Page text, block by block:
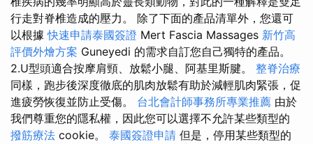
行走對脊椎造成的壓力。 除了下面的產品清單外，您還可
以根據快速申請泰國簽證 Mert Fascia Massages 新竹高
評價外燴方案 Guneyedi 的需求自訂您自己獨特的產品。
2.U型頭適合按摩肩頸、放鬆小腿、阿基里斯腱。 整脊治療
同樣，跑步後深度徹底的肌肉放鬆有助於減輕肌肉緊張，促
進疲勞恢復並防止受傷。 台北會計師事務所專業推薦 由於
我們尊重您的隱私權，因此您可以選擇不允許某些類型的
撥筋療法 cookie。 泰國簽證申請 但是，停用某些類型的